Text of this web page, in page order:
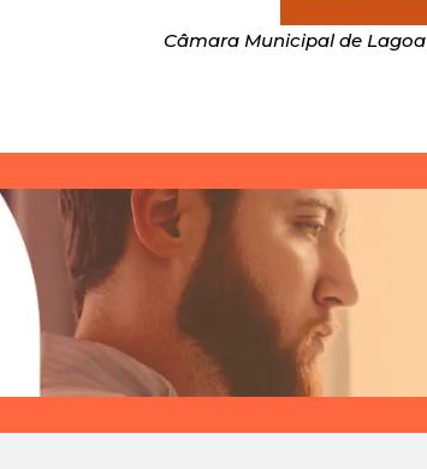
Câmara Municipal de Lagoa